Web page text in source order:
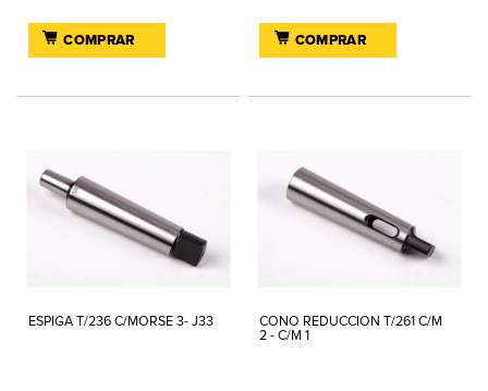
COMPRAR COMPRAR
ESPIGA T/236 C/MORSE 3- J33
CONO REDUCCION T/261 C/M
2 - C/M 1